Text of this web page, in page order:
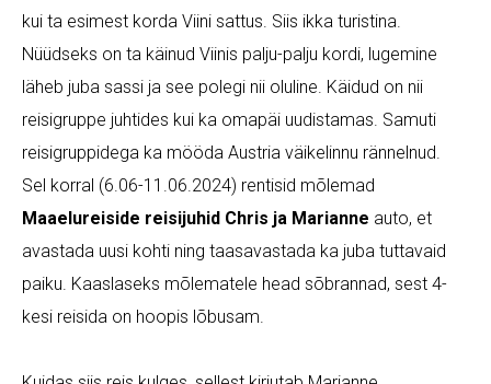
kui ta esimest korda Viini sattus. Siis ikka turistina.
Nüüdseks on ta käinud Viinis palju-palju kordi, lugemine
läheb juba sassi ja see polegi nii oluline. Käidud on nii
reisigruppe juhtides kui ka omapäi uudistamas. Samuti
reisigruppidega ka mööda Austria väikelinnu rännelnud.
Sel korral (6.06-11.06.2024) rentisid mõlemad
Maaelureiside reisijuhid Chris ja Marianne auto, et
avastada uusi kohti ning taasavastada ka juba tuttavaid
paiku. Kaaslaseks mõlematele head sõbrannad, sest 4-
kesi reisida on hoopis lõbusam.